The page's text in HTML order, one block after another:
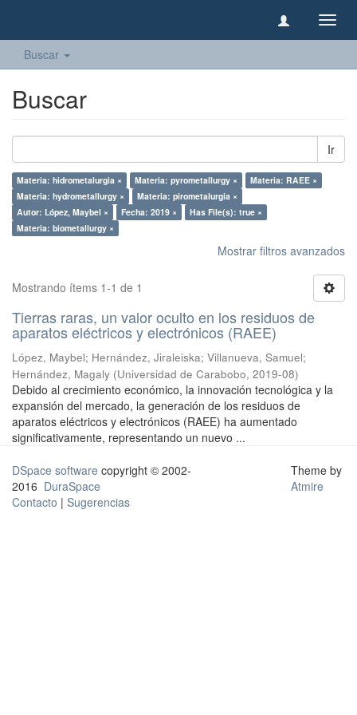
Buscar
Buscar
Ir
Materia: hidrometalurgia × Materia: pyrometallurgy ×
Materia: RAEE ×
Materia: hydrometallurgy ×
Materia: pirometalurgia ×
Autor: López, Maybel ×
Fecha: 2019 ×
Has File(s): true ×
Materia: biometallurgy ×
Mostrar filtros avanzados
Mostrando ítems 1-1 de 1
Tierras raras, un valor oculto en los residuos de
aparatos eléctricos y electrónicos (RAEE)
López, Maybel; Hernández, Jiraleiska; Villanueva, Samuel;
Hernández, Magaly (Universidad de Carabobo, 2019-08)
Debido al crecimiento económico, la innovación tecnológica y la
expansión del mercado, la generación de los residuos de
aparatos eléctricos y electrónicos (RAEE) ha aumentado
significativamente, representando un nuevo ...
DSpace software copyright © 2002-
2016 DuraSpace
Contacto | Sugerencias
Theme by
Atmire